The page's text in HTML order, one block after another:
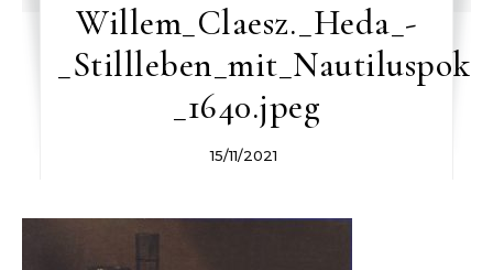
Willem_Claesz._Heda_-
_1640.jpeg
15/11/2021